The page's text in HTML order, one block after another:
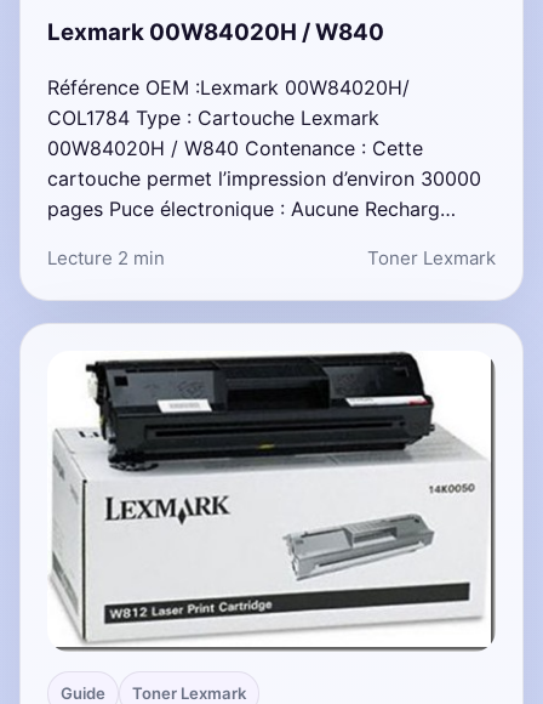
Lexmark 00W84020H / W840
Référence OEM :Lexmark 00W84020H/
COL1784 Type : Cartouche Lexmark
00W84020H / W840 Contenance : Cette
cartouche permet l’impression d’environ 30000
pages Puce électronique : Aucune Recharg…
Lecture 2 min Toner Lexmark
Guide Toner Lexmark